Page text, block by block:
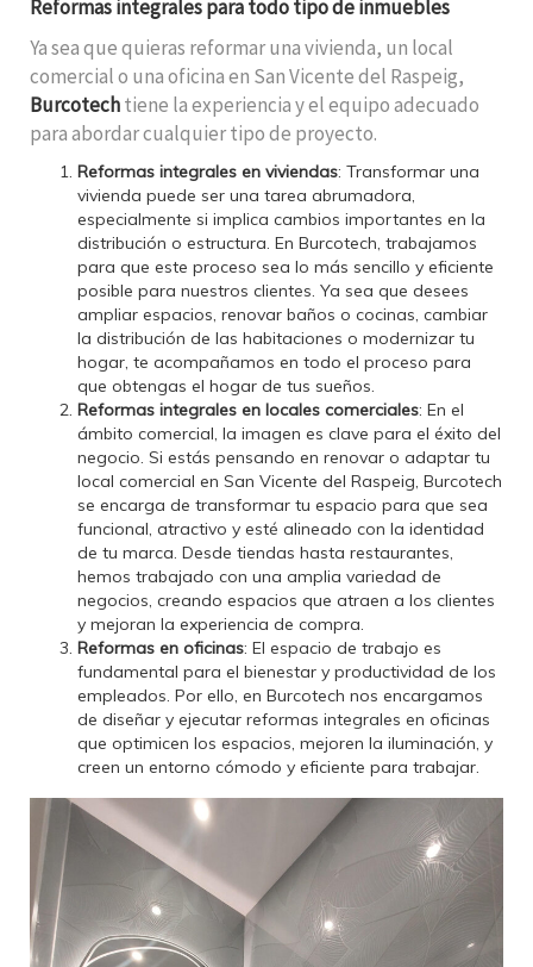
Reformas integrales para todo tipo de inmuebles
Ya sea que quieras reformar una vivienda, un local
comercial o una oficina en San Vicente del Raspeig,
Burcotechtiene la experiencia y el equipo adecuado
para abordar cualquier tipo de proyecto.
Reformas integrales en viviendas: Transformar una
vivienda puede ser una tarea abrumadora,
especialmente si implica cambios importantes en la
distribución o estructura. En Burcotech, trabajamos
para que este proceso sea lo más sencillo y eficiente
posible para nuestros clientes. Ya sea que desees
ampliar espacios, renovar baños o cocinas, cambiar
la distribución de las habitaciones o modernizar tu
hogar, te acompañamos en todo el proceso para
que obtengas el hogar de tus sueños.
Reformas integrales en locales comerciales: En el
ámbito comercial, la imagen es clave para el éxito del
negocio. Si estás pensando en renovar o adaptar tu
local comercial en San Vicente del Raspeig, Burcotech
se encarga de transformar tu espacio para que sea
funcional, atractivo y esté alineado con la identidad
de tu marca. Desde tiendas hasta restaurantes,
hemos trabajado con una amplia variedad de
negocios, creando espacios que atraen a los clientes
y mejoran la experiencia de compra.
Reformas en oficinas: El espacio de trabajo es
fundamental para el bienestar y productividad de los
empleados. Por ello, en Burcotech nos encargamos
de diseñar y ejecutar reformas integrales en oficinas
que optimicen los espacios, mejoren la iluminación, y
creen un entorno cómodo y eficiente para trabajar.